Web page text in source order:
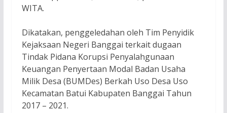
WITA.
Dikatakan, penggeledahan oleh Tim Penyidik
Kejaksaan Negeri Banggai terkait dugaan
Tindak Pidana Korupsi Penyalahgunaan
Keuangan Penyertaan Modal Badan Usaha
Milik Desa (BUMDes) Berkah Uso Desa Uso
Kecamatan Batui Kabupaten Banggai Tahun
2017 – 2021.